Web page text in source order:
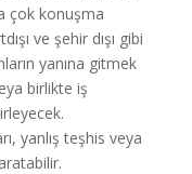
çok konuşma
ve şehir dışı gibi
yanına gitmek
birlikte iş
yanlış teşhis veya